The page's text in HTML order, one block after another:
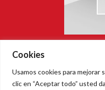
Cookies
Usamos cookies para mejorar
clic en “Aceptar todo” usted